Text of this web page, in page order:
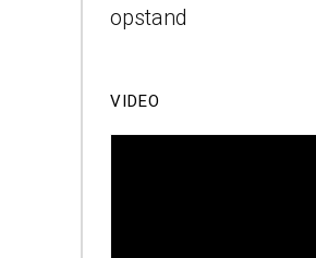
opstand
VIDEO